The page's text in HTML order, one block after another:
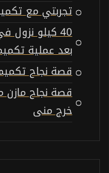
تجربتي مع
بعد عملية
قصة نجاح
قصة نجاح مازن
خرج منى